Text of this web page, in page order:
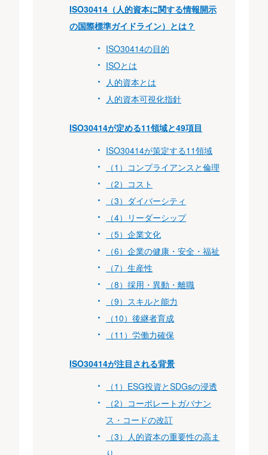
ISO30414（人的資本に関する情報開示
の国際標準ガイドライン）とは？
ISO30414の目的
ISOとは
人的資本とは
人的資本可視化指針
ISO30414が定める11領域と49項目
ISO30414が策定する11領域
（1）コンプライアンスと倫理
（2）コスト
（3）ダイバーシティ
（4）リーダーシップ
（5）企業文化
（6）企業の健康・安全・福祉
（7）生産性
（8）採用・異動・離職
（9）スキルと能力
（10）後継者育成
（11）労働力確保
ISO30414が注目される背景
（1）ESG投資とSDGsの浸透
（2）コーポレートガバナン
ス・コードの改訂
（3）人的資本の重要性の高ま